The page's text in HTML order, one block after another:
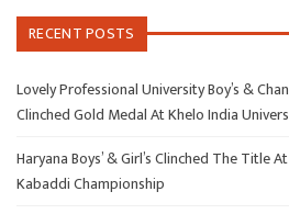
RECENT POSTS
Lovely Professional University Boy’s &
Clinched Gold Medal At Khelo India
Haryana Boys’ & Girl’s Clinched The Title
Kabaddi Championship